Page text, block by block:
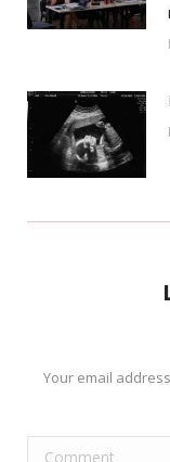
Your email
Comment